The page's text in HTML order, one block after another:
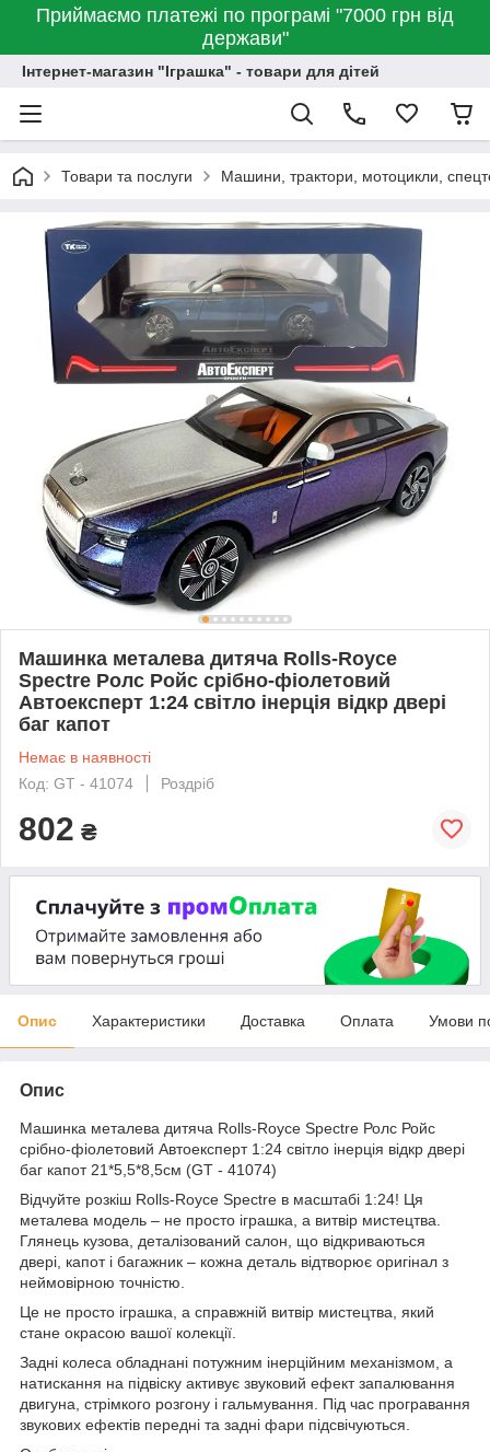
Приймаємо платежі по програмі "7000 грн від
держави"
Інтернет-магазин "Іграшка" - товари для дітей
Товари та послуги Машини, трактори, мотоцикли,
Машинка металева дитяча Rolls-Royce
Spectre Ролс Ройс срібно-фіолетовий
Автоексперт 1:24 світло інерція відкр двері
баг капот
Немає в наявності
Код: GT - 41074
Роздріб
802 ₴
Опис Характеристики Доставка Оплата Умови
Опис
Машинка металева дитяча Rolls-Royce Spectre Ролс Ройс
срібно-фіолетовий Автоексперт 1:24 світло інерція відкр двері
баг капот 21*5,5*8,5см (GT - 41074)
Відчуйте розкіш Rolls-Royce Spectre в масштабі 1:24! Ця
металева модель – не просто іграшка, а витвір мистецтва.
Глянець кузова, деталізований салон, що відкриваються
двері, капот і багажник – кожна деталь відтворює оригінал з
неймовірною точністю.
Це не просто іграшка, а справжній витвір мистецтва, який
стане окрасою вашої колекції.
Задні колеса обладнані потужним інерційним механізмом, а
натискання на підвіску активує звуковий ефект запалювання
двигуна, стрімкого розгону і гальмування. Під час програвання
звукових ефектів передні та задні фари підсвічуються.